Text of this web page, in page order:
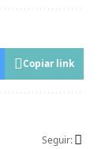
Copiar link
Seguir: